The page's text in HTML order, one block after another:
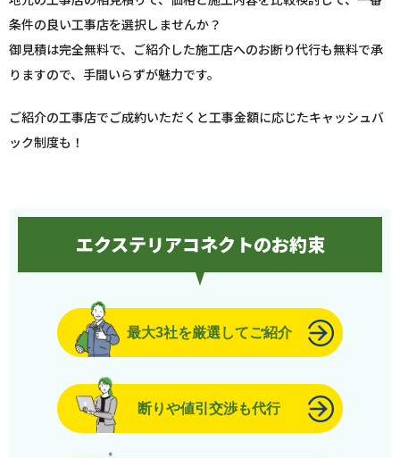
条件の良い工事店を選択しませんか？
御見積は完全無料で、ご紹介した施工店へのお断り代行も無料で承
りますので、手間いらずが魅力です。
ご紹介の工事店でご成約いただくと工事金額に応じたキャッシュバ
ック制度も！
エクステリアコネクトのお約束
最大3社を厳選してご紹介
断りや値引交渉も代行